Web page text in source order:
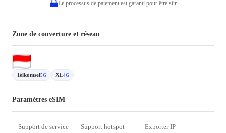
Le processus de paiement est garanti pour être sûr
Zone de couverture et réseau
Telkomsel5G XL4G
Paramètres eSIM
Support de service
Support hotspot
Exporter IP